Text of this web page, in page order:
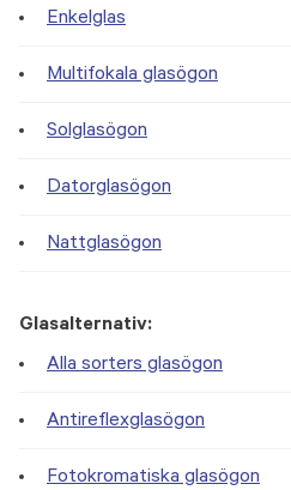
Enkelglas
Multifokala glasögon
Solglasögon
Datorglasögon
Nattglasögon
Glasalternativ:
Alla sorters glasögon
Antireflexglasögon
Fotokromatiska glasögon